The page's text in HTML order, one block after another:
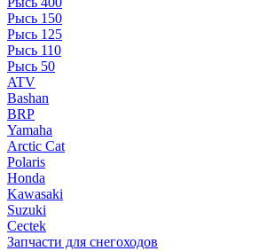
Рысь 150
Рысь 125
Рысь 110
Рысь 50
ATV
Bashan
BRP
Yamaha
Arctic Cat
Polaris
Honda
Kawasaki
Suzuki
Cectek
Запчасти для снегоходов